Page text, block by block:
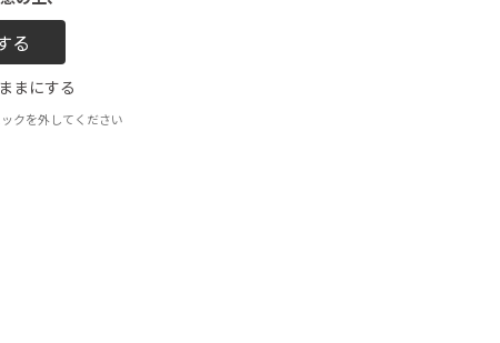
まにする
クを外してください